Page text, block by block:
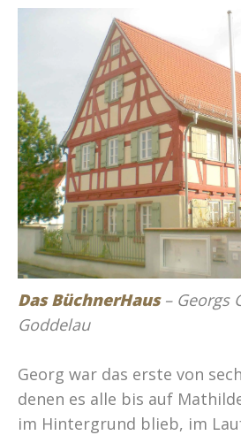
Das BüchnerHaus – Georgs
Goddelau
Georg war das erste von
denen es alle bis auf
im Hintergrund blieb, im